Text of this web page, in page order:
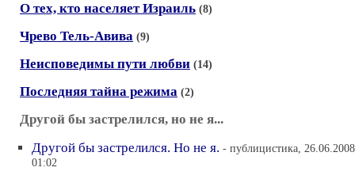
О тех, кто населяет Израиль (8)
Чрево Тель-Авива (9)
Неисповедимы пути любви (14)
Последняя тайна режима (2)
Другой бы застрелился, но не я...
Другой бы застрелился. Но не я. - публицистика, 26.06.2008
01:02